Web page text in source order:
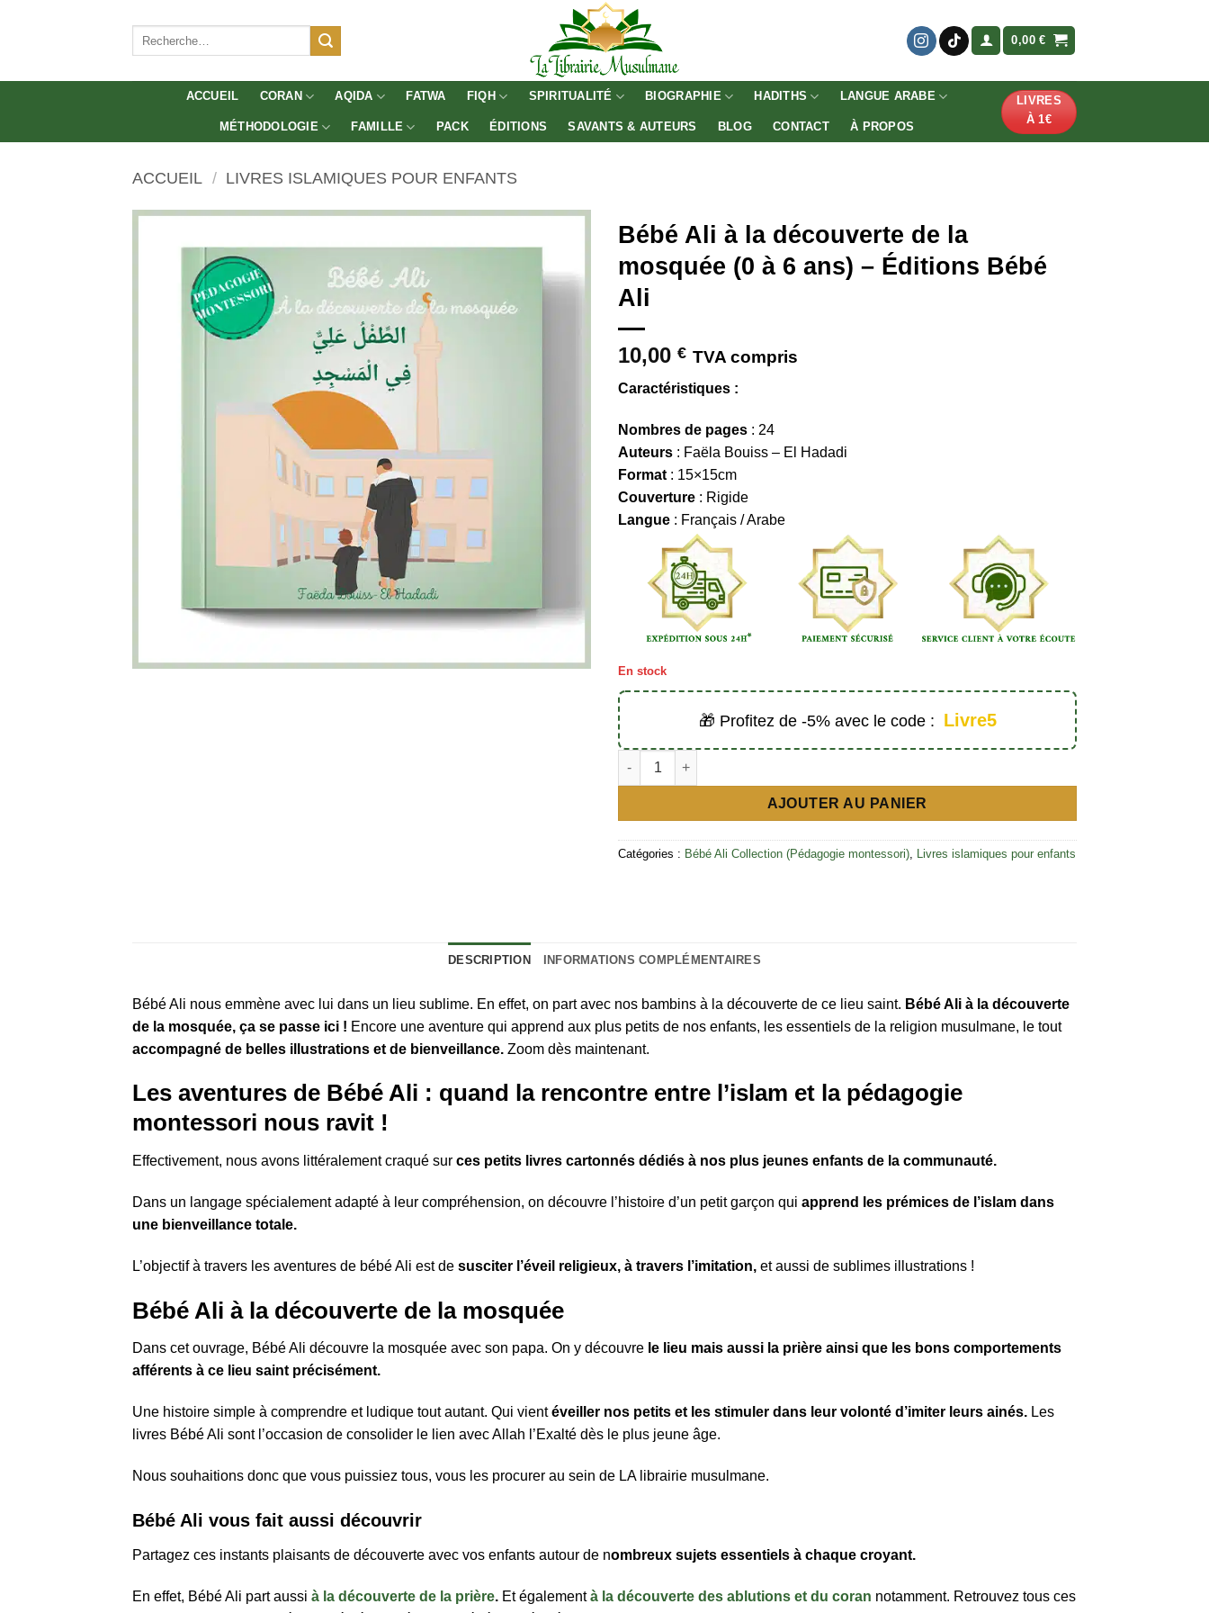
0,00€
ACCUEIL CORAN AQIDA FATWA FIQH SPIRITUALITÉ BIOGRAPHIE HADITHS LANGUE ARABE
MÉTHODOLOGIE FAMILLE PACK ÉDITIONS SAVANTS & AUTEURS BLOG CONTACT À PROPOS
LIVRES
À 1€
ACCUEIL / LIVRES ISLAMIQUES POUR ENFANTS
Bébé Ali à la découverte de la
mosquée (0 à 6 ans) – Éditions Bébé
Ali
10,00 € TVA compris
Caractéristiques :
Nombres de pages : 24
Auteurs : Faëla Bouiss – El Hadadi
Format : 15×15cm
Couverture : Rigide
Langue : Français / Arabe
En stock
🎁 Profitez de -5% avec le code : Livre5
quantité de Bébé Ali à la découverte de la mosquée (0 à 6 ans) – Éditions Bébé Ali
AJOUTER AU PANIER
Catégories : Bébé Ali Collection (Pédagogie montessori) Livres islamiques pour enfants
DESCRIPTION INFORMATIONS COMPLÉMENTAIRES
Bébé Ali nous emmène avec lui dans un lieu sublime. En effet, on part avec nos bambins à la découverte de ce lieu saint. Bébé Ali à la découverte
de la mosquée, ça se passe ici ! Encore une aventure qui apprend aux plus petits de nos enfants, les essentiels de la religion musulmane, le tout
accompagné de belles illustrations et de bienveillance. Zoom dès maintenant.
Les aventures de Bébé Ali : quand la rencontre entre l’islam et la pédagogie
montessori nous ravit !
Effectivement, nous avons littéralement craqué sur ces petits livres cartonnés dédiés à nos plus jeunes enfants de la communauté.
Dans un langage spécialement adapté à leur compréhension, on découvre l’histoire d’un petit garçon qui apprend les prémices de l’islam dans
une bienveillance totale.
L’objectif à travers les aventures de bébé Ali est de susciter l’éveil religieux, à travers l’imitation, et aussi de sublimes illustrations !
Bébé Ali à la découverte de la mosquée
Dans cet ouvrage, Bébé Ali découvre la mosquée avec son papa. On y découvre le lieu mais aussi la prière ainsi que les bons comportements
afférents à ce lieu saint précisément.
Une histoire simple à comprendre et ludique tout autant. Qui vientéveiller nos petits et les stimuler dans leur volonté d’imiter leurs ainés. Les
livres Bébé Ali sont l’occasion de consolider le lien avec Allah l’Exalté dès le plus jeune âge.
Nous souhaitions donc que vous puissiez tous, vous les procurer au sein de LA librairie musulmane.
Bébé Ali vous fait aussi découvrir
Partagez ces instants plaisants de découverte avec vos enfants autour de nombreux sujets essentiels à chaque croyant.
En effet, Bébé Ali part aussi à la découverte de la prière. Et égalementà la découverte des ablutions et du coran notamment. Retrouvez tous ces